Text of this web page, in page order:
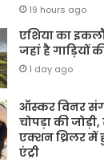
19 hours ago
एशिया का
जहां है गाड़ियों
1 day ago
ऑस्कर विनर
चोपड़ा की
एक्शन थ्रिलर में
एंट्री